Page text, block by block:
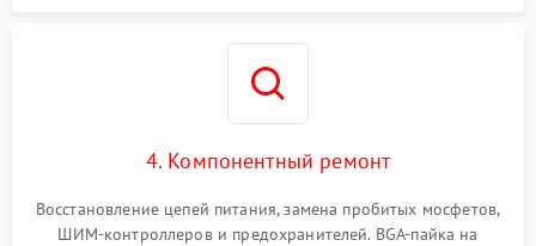
4. Компонентный ремонт
Восстановление цепей питания, замена пробитых мосфетов,
ШИМ-контроллеров и предохранителей. BGA-пайка на